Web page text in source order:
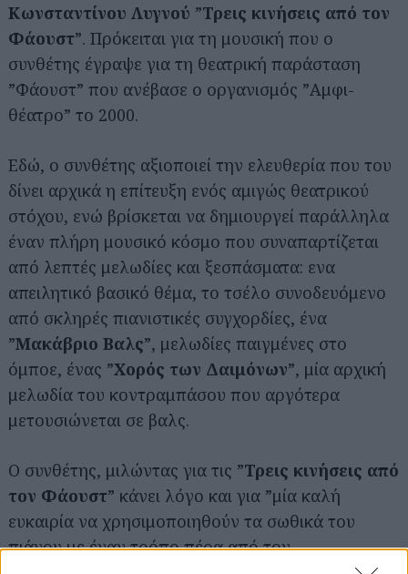
Κωνσταντίνου Λυγνού ”Τρεις κινήσεις από τον
Φάουστ”. Πρόκειται για τη μουσική που ο
συνθέτης έγραψε για τη θεατρική παράσταση
”Φάουστ” που ανέβασε ο οργανισμός ”Αμφι-
θέατρο” το 2000.
Εδώ, ο συνθέτης αξιοποιεί την ελευθερία που του
δίνει αρχικά η επίτευξη ενός αμιγώς θεατρικού
στόχου, ενώ βρίσκεται να δημιουργεί παράλληλα
έναν πλήρη μουσικό κόσμο που συναπαρτίζεται
από λεπτές μελωδίες και ξεσπάσματα: ενα
απειλητικό βασικό θέμα, το τσέλο συνοδευόμενο
από σκληρές πιανιστικές συγχορδίες, ένα
”Μακάβριο Βαλς”, μελωδίες παιγμένες στο
όμποε, ένας ”Χορός των Δαιμόνων”, μία αρχική
μελωδία του κοντραμπάσου που αργότερα
μετουσιώνεται σε βαλς.
Ο συνθέτης, μιλώντας για τις ”Τρεις κινήσεις από
τον Φάουστ” κάνει λόγο και για ”μία καλή
ευκαιρία να χρησιμοποιηθούν τα σωθικά του
πιάνου με έναν τρόπο πέρα από τον
Αναζήτηση
για...